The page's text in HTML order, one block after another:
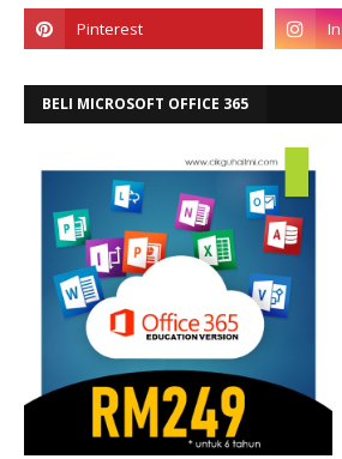
BELI MICROSOFT OFFICE 365